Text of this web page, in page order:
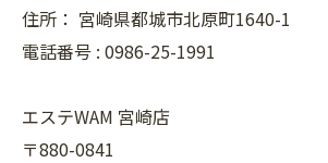
住所： 宮崎県都城市北原町1640-1
電話番号 : 0986-25-1991
エステWAM 宮崎店
〒880-0841